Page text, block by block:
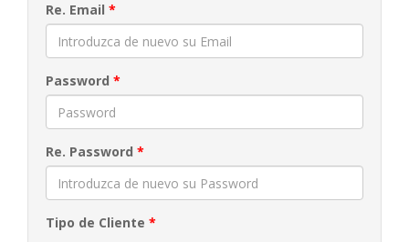
Re. Email *
Password *
Re. Password *
Tipo de Cliente *